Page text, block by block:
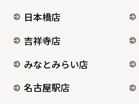
日本橋店
吉祥寺店
みなとみらい店
名古屋駅店